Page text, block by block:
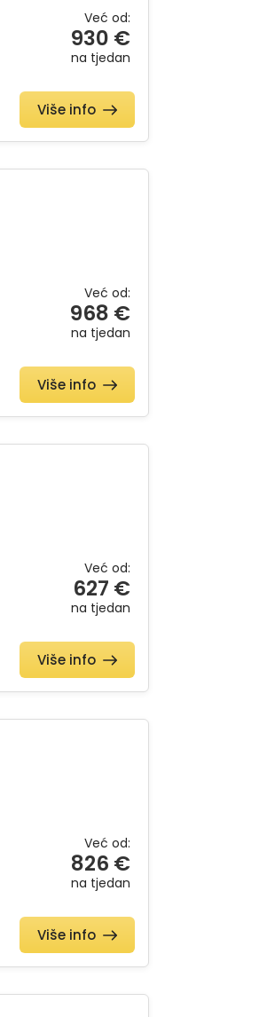
Već od:
930 €
na tjedan
Više info
Već od:
968 €
na tjedan
Više info
Već od:
627 €
na tjedan
Više info
Već od:
826 €
na tjedan
Više info